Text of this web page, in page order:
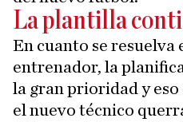
La plantilla
En cuanto se resuelva
entrenador, la
la gran prioridad y eso
el nuevo técnico